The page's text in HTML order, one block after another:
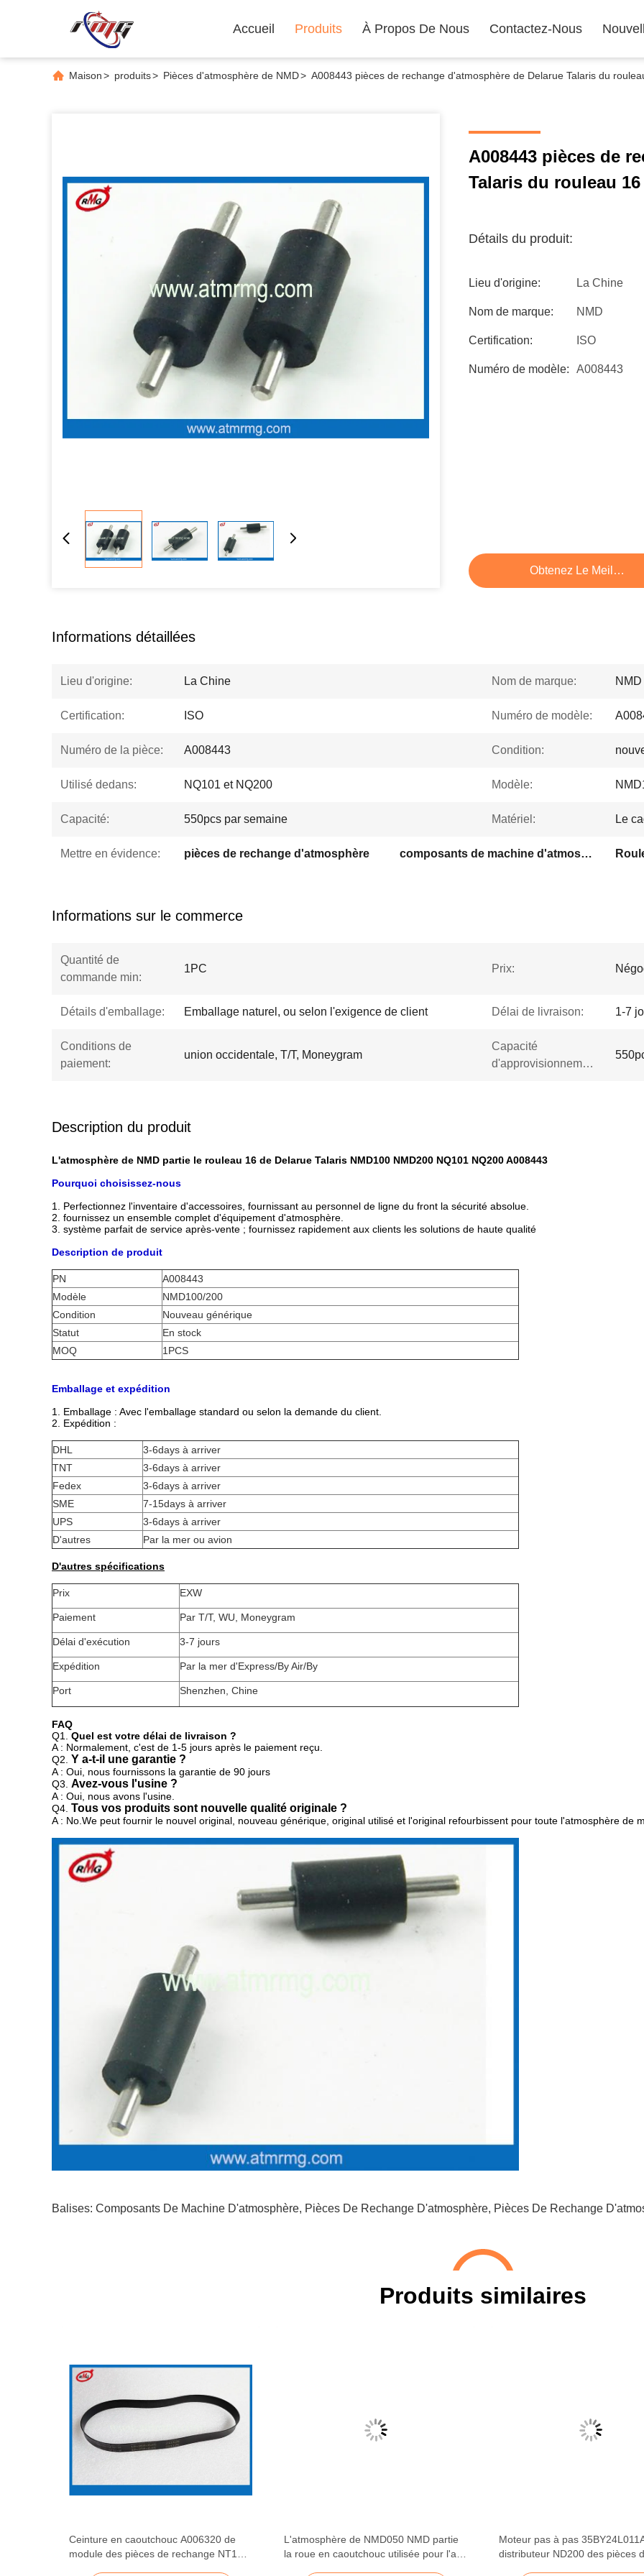
Accueil Produits À Propos De Nous Contactez-Nous
Maison> produits> Pièces d'atmosphère de NMD> A008443 pièces de rechange d'atmosphère de Delarue Talaris du
A008443 pièces de
Talaris du rouleau
Détails du produit:
Lieu d'origine: La Chine
Nom de marque: NMD
Certification: ISO
Numéro de modèle: A008443
Obtenez Le Meilleur
Informations détaillées
Lieu d'origine: La Chine Nom de marque: NMD
Certification: ISO Numéro de modèle:
Numéro de la pièce: A008443 Condition:
Utilisé dedans: NQ101 et NQ200 Modèle:
Capacité: 550pcs par semaine Matériel: Le
Mettre en évidence: pièces de rechange d'atmosphère composants de machine d'atmosphère
Informations sur le commerce
Quantité de
commande min:
1PC Prix:
Détails d'emballage: Emballage naturel, ou selon l'exigence de client Délai de livraison: 1-7
Conditions de
paiement:
union occidentale, T/T, Moneygram
Capacité
d'approvisionnement:
Description du produit
L'atmosphère de NMD partie le rouleau 16 de Delarue Talaris NMD100 NMD200 NQ101 NQ200 A008443
Pourquoi choisissez-nous
1. Perfectionnez l'inventaire d'accessoires, fournissant au personnel de ligne du front la sécurité absolue.
2. fournissez un ensemble complet d'équipement d'atmosphère.
3. système parfait de service après-vente ; fournissez rapidement aux clients les solutions de haute qualité
Description de produit
PN
A008443
Modèle
NMD100/200
Condition
Nouveau générique
Statut
En stock
MOQ
1PCS
Emballage et expédition
1. Emballage : Avec l'emballage standard ou selon la demande du client.
2. Expédition :
DHL
3-6days à arriver
TNT
3-6days à arriver
Fedex
3-6days à arriver
SME
7-15days à arriver
UPS
3-6days à arriver
D'autres
Par la mer ou avion
D'autres spécifications
Prix EXW
Paiement Par T/T, WU, Moneygram
Délai d'exécution 3-7 jours
Expédition Par la mer d'Express/By Air/By
Port Shenzhen, Chine
FAQ
Q1. Quel est votre délai de livraison ?
A : Normalement, c'est de 1-5 jours après le paiement reçu.
Q2. Y a-t-il une garantie ?
A : Oui, nous fournissons la garantie de 90 jours
Q3. Avez-vous l'usine ?
A : Oui, nous avons l'usine.
Q4. Tous vos produits sont nouvelle qualité originale ?
A : No.We peut fournir le nouvel original, nouveau générique, original utilisé et l'original refourbissent pour toute l'atmosphère de
Balises: Composants De Machine D'atmosphère, Pièces De Rechange D'atmosphère, Pièces De Rechange
Produits similaires
Ceinture en caoutchouc A006320 de
module des pièces de rechange NT100
L'atmosphère de NMD050 NMD partie
la roue en caoutchouc utilisée pour l'axe
Moteur pas à pas
distributeur ND200 des pièces